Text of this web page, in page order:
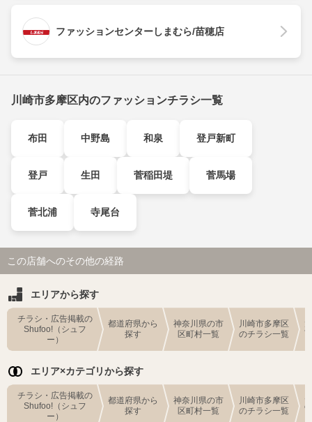
ファッションセンターしまむら/苗穂店
川崎市多摩区内のファッションチラシ一覧
布田 中野島 和泉 登戸新町
登戸 生田 菅稲田堤 菅馬場
菅北浦 寺尾台
この店舗へのその他の経路
エリアから探す
チラシ・広告掲載の
Shufoo!（シュフ
ー）
都道府県から
探す
神奈川県の市
区町村一覧
川崎市多摩区
のチラシ一覧
エリア×カテゴリから探す
チラシ・広告掲載の
Shufoo!（シュフ
ー）
都道府県から
探す
神奈川県の市
区町村一覧
川崎市多摩区
のチラシ一覧